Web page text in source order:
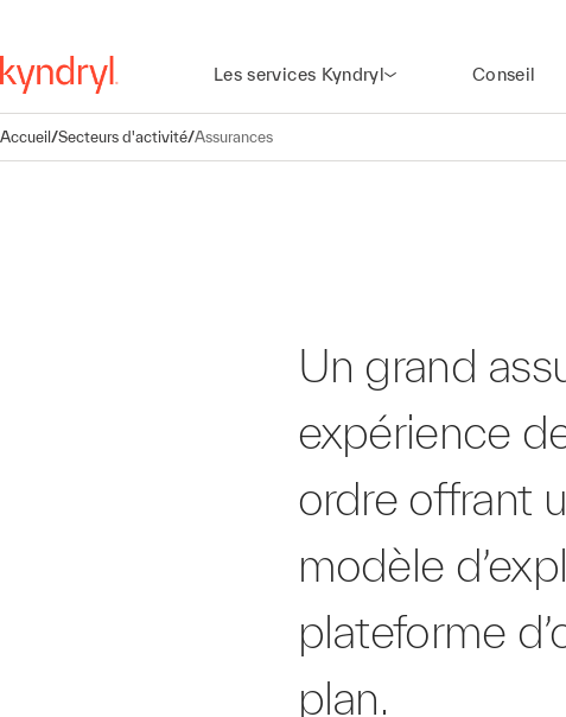
Les services Kyndryl Conseil
Accueil/Secteurs d'activité/Assurances
expérience de
réclamation de premier
Un grand
expérience
ordre offrant
modèle
plateforme
plan.